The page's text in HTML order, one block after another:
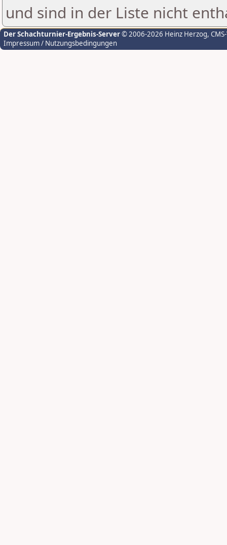
und sind in der Liste nicht
Der Schachturnier-Ergebnis-Server© 2006-2026 Heinz Herzog,
Impressum / Nutzungsbedingungen